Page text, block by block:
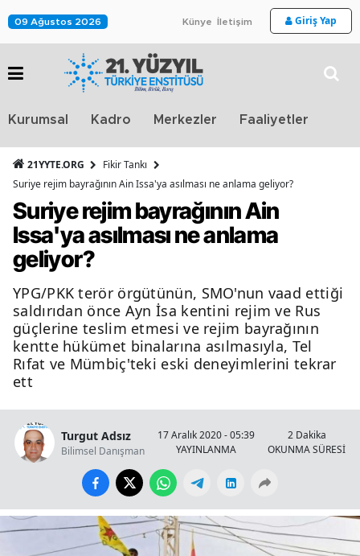
09 Ağustos 2026 Künye İletişim Giriş Yap
Kurumsal Kadro Merkezler Faaliyetler
21YYTE.ORG
Fikir Tankı
Suriye rejim bayrağının Ain Issa'ya asılması ne anlama geliyor?
Suriye rejim bayrağının Ain
Issa'ya asılması ne anlama
geliyor?
YPG/PKK terör örgütünün, SMO'nun vaad ettiği
saldırıdan önce Ayn İsa kentini rejim ve Rus
güçlerine teslim etmesi ve rejim bayrağının
kentte hükümet binalarına asılmasıyla, Tel
Rıfat ve Mümbiç'teki eski deneyimlerini tekrar
ett
Turgut Adsız
Bilimsel Danışman
17 Aralık 2020 - 05:39
YAYINLANMA
2 Dakika
OKUNMA SÜRESİ